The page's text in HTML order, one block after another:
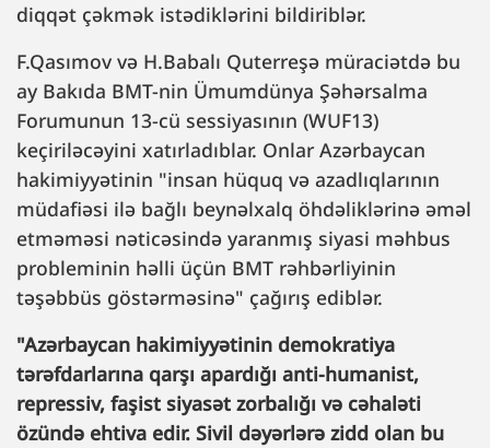
diqqət çəkmək istədiklərini bildiriblər.
F.Qasımov və H.Babalı Quterreşə müraciətdə bu
ay Bakıda BMT-nin Ümumdünya Şəhərsalma
Forumunun 13-cü sessiyasının (WUF13)
keçiriləcəyini xatırladıblar. Onlar Azərbaycan
hakimiyyətinin "insan hüquq və azadlıqlarının
müdafiəsi ilə bağlı beynəlxalq öhdəliklərinə əməl
etməməsi nəticəsində yaranmış siyasi məhbus
probleminin həlli üçün BMT rəhbərliyinin
təşəbbüs göstərməsinə" çağırış ediblər.
"Azərbaycan hakimiyyətinin demokratiya
tərəfdarlarına qarşı apardığı anti-humanist,
repressiv, faşist siyasət zorbalığı və cəhaləti
özündə ehtiva edir. Sivil dəyərlərə zidd olan bu